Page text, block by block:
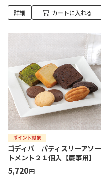
詳細 カートに入れる
ゴディバ パティスリーアソー
トメント２１個入【慶事用】
5,720円